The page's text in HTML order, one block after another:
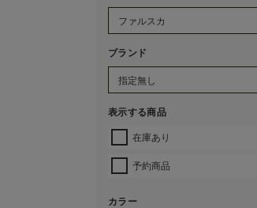
ブランド
表示する商品
在庫あり
予約商品
カラー